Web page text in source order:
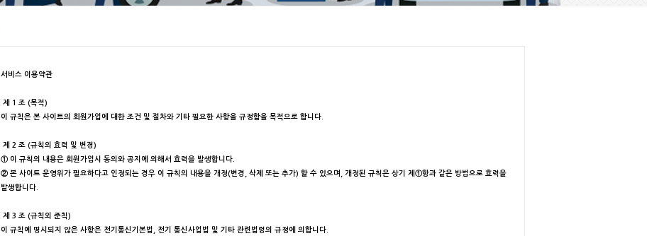
서비스 이용약관
제 1 조 (목적)
이 규칙은 본 사이트의 회원가입에 대한 조건 및 절차와 기타 필요한 사항을 규정함을 목적으로 합니다.
제 2 조 (규칙의 효력 및 변경)
① 이 규칙의 내용은 회원가입시 동의와 공지에 의해서 효력을 발생합니다.
② 본 사이트 운영위가 필요하다고 인정되는 경우 이 규칙의 내용을 개정(변경, 삭제 또는 추가) 할 수 있으며, 개정된 규칙은 상기 제①항과 같은 방법으로 효력을
발생합니다.
제 3 조 (규칙외 준칙)
이 규칙에 명시되지 않은 사항은 전기통신기본법, 전기 통신사업법 및 기타 관련법령의 규정에 의합니다.